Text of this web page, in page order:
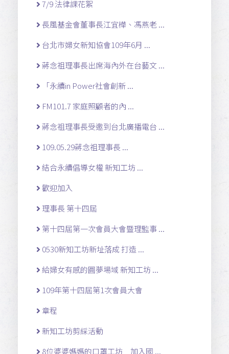
7/9 法律課花絮
長風基金會董事長江宜樺、馮燕老 ...
台北市婦女新知協會109年6月 ...
蔣念祖理事長出席海內外在台藝文 ...
「永續in Power社會創新 ...
FM101.7 家庭照顧者的內 ...
蔣念祖理事長受邀到台北廣播電台 ...
109.05.29蔣念祖理事長 ...
結合永續倡導女權 新知工坊 ...
歡迎加入
理事長 第十四屆
第十四屆第一次會員大會暨理監事 ...
0530新知工坊新址落成 打造 ...
給婦女有感的圓夢場域 新知工坊 ...
109年第十四屆第1次會員大會
章程
新知工坊剪綵活動
8位婆婆媽媽的口罩工坊 加入國 ...